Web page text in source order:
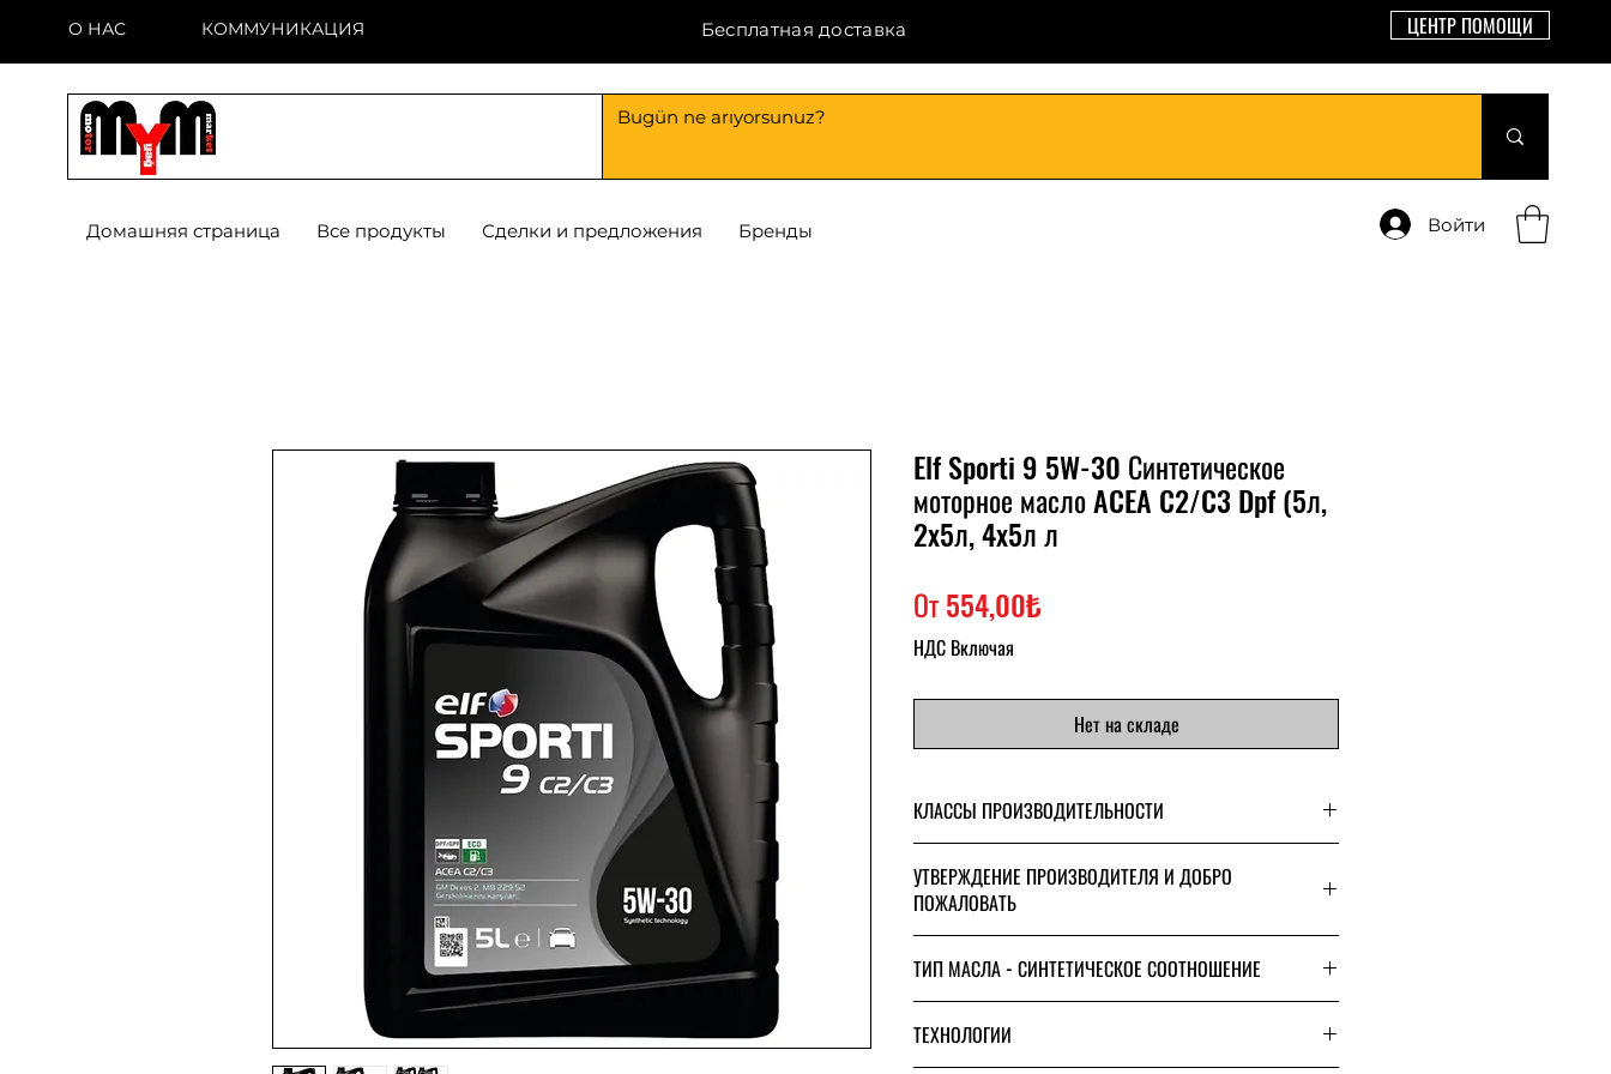
О НАС КОММУНИКАЦИЯ Бесплатная доставка ЦЕНТР ПОМОЩИ
Домашняя страница Все продукты Сделки и предложения Бренды Войти
Elf Sporti 9 5W-30 Синтетическое
моторное масло ACEA C2/C3 Dpf (5л,
2x5л, 4x5л л
От554,00₺Спеццена
НДС Включая
Нет на складе
КЛАССЫ ПРОИЗВОДИТЕЛЬНОСТИ
АСЕА С3
УТВЕРЖДЕНИЕ ПРОИЗВОДИТЕЛЯ И ДОБРО
ПОЖАЛОВАТЬ
ГМ Дексос 2
229,52 МБ
ТИП МАСЛА - СИНТЕТИЧЕСКОЕ СООТНОШЕНИЕ
ТЕХНОЛОГИИ